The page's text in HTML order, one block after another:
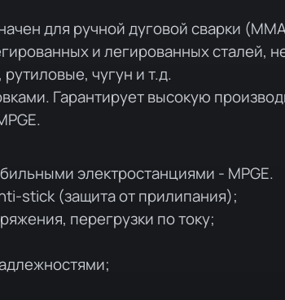
для ручной дуговой сварки
и легированных сталей,
чугун и т.д.
Гарантирует высокую
электростанциями - MPGE.
stick (защита от прилипания);
перегрузки по току;